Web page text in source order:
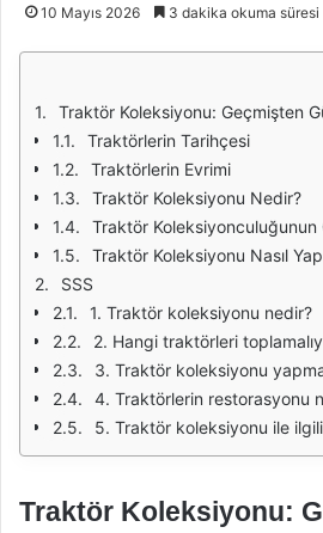
10 Mayıs 2026 3 dakika okuma süresi
Traktör Koleksiyonu: Geçmişten
Traktörlerin Tarihçesi
Traktörlerin Evrimi
Traktör Koleksiyonu Nedir?
Traktör Koleksiyonculuğunun
Traktör Koleksiyonu Nasıl
SSS
1. Traktör koleksiyonu nedir?
2. Hangi traktörleri
3. Traktör koleksiyonu
4. Traktörlerin restorasyonu
5. Traktör koleksiyonu ile ilgili
Traktör Koleksiyonu: